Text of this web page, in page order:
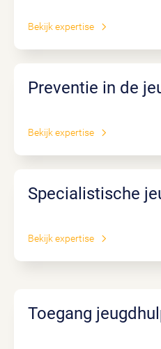
Bekijk expertise
Preventie in de
Bekijk expertise
Specialistische
Bekijk expertise
Toegang